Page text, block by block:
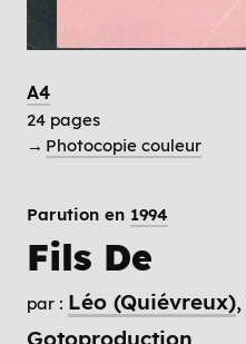
A4
24 pages
→ Photocopie couleur
Parution en 1994
Fils De
par : Léo (Quiévreux)
Gotoproduction